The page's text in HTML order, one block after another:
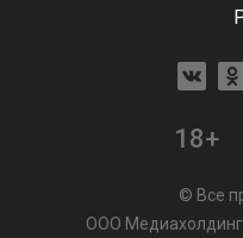
18+
© Все
ООО Медиахолдинг